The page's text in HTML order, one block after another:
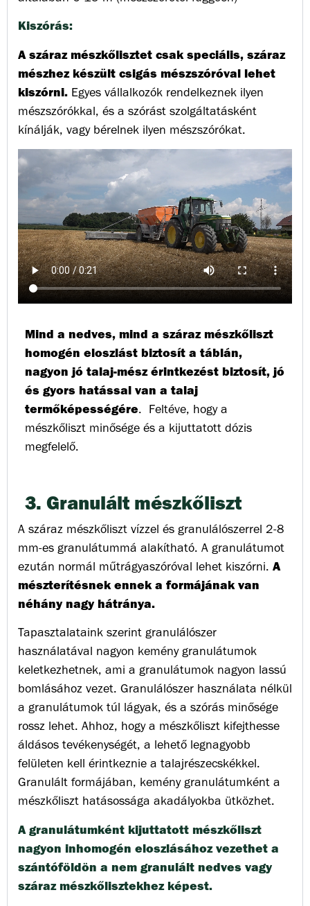
Kiszórás:
A száraz mészkőlisztet csak speciális, száraz
mészhez készült csigás mészszóróval lehet
kiszórni. Egyes vállalkozók rendelkeznek ilyen
mészszórókkal, és a szórást szolgáltatásként
kínálják, vagy bérelnek ilyen mészszórókat.
Mind a nedves, mind a száraz mészkőliszt
homogén eloszlást biztosít a táblán,
nagyon jó talaj-mész érintkezést biztosít, jó
és gyors hatással van a talaj
termőképességére. Feltéve, hogy a
mészkőliszt minősége és a kijuttatott dózis
megfelelő.
3. Granulált mészkőliszt
A száraz mészkőliszt vízzel és granulálószerrel 2-8
mm-es granulátummá alakítható. A granulátumot
ezután normál műtrágyaszóróval lehet kiszórni. A
mészterítésnek ennek a formájának van
néhány nagy hátránya.
Tapasztalataink szerint granulálószer
használatával nagyon kemény granulátumok
keletkezhetnek, ami a granulátumok nagyon lassú
bomlásához vezet. Granulálószer használata nélkül
a granulátumok túl lágyak, és a szórás minősége
rossz lehet. Ahhoz, hogy a mészkőliszt kifejthesse
áldásos tevékenységét, a lehető legnagyobb
felületen kell érintkeznie a talajrészecskékkel.
Granulált formájában, kemény granulátumként a
mészkőliszt hatásossága akadályokba ütközhet.
A granulátumként kijuttatott mészkőliszt
nagyon inhomogén eloszlásához vezethet a
szántóföldön a nem granulált nedves vagy
száraz mészkőlisztekhez képest.